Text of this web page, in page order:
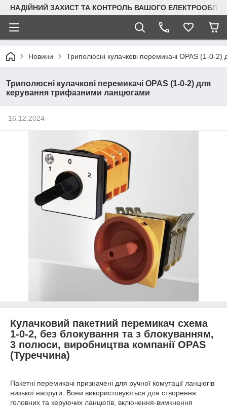
НАДІЙНИЙ ЗАХИСТ ТА КОНТРОЛЬ ВАШОГО
Новини Триполюсні кулачкові перемикачі OPAS (1-0-
Триполюсні кулачкові перемикачі OPAS (1-0-2) для
керування трифазними ланцюгами
16.12.2024
Кулачковий пакетний перемикач схема
1-0-2, без блокування та з блокуванням,
3 полюси, виробництва компанії OPAS
(Туреччина)
Пакетні перемикачі призначені для ручної комутації ланцюгів
низької напруги. Вони використовуються для створення
головних та керуючих ланцюгів, включення-вимкнення